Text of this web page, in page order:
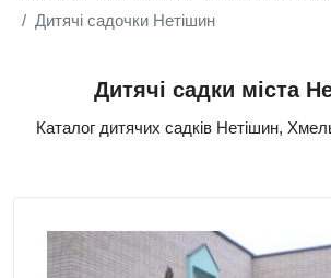
Дитячі садочки Нетішин
Дитячі садки міста
Каталог дитячих садків Нетішин,